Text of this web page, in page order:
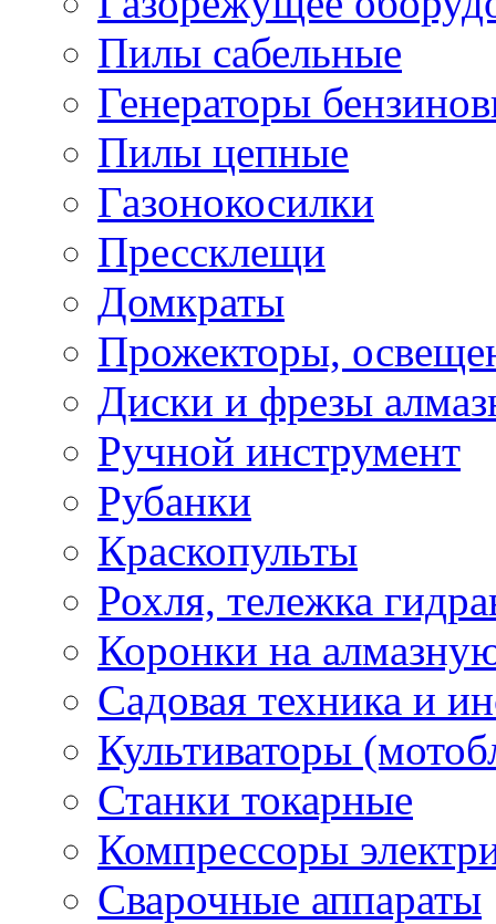
Пилы сабельные
Генераторы
Пилы цепные
Газонокосилки
Прессклещи
Домкраты
Прожекторы,
Диски и фрезы
Ручной инструмент
Рубанки
Краскопульты
Рохля, тележка
Коронки на
Садовая техника и
Культиваторы
Станки токарные
Компрессоры
Сварочные аппараты